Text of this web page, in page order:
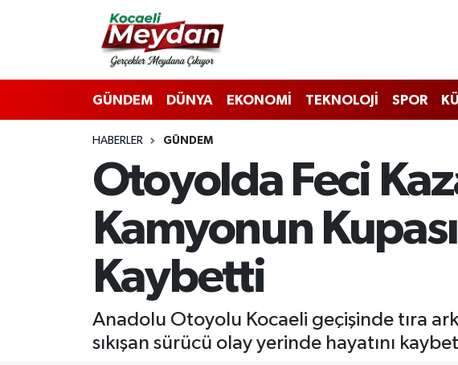
GÜNDEM DÜNYA EKONOMİ TEKNOLOJİ SPOR
HABERLER GÜNDEM
Otoyolda Feci
Kamyonun
Kaybetti
Anadolu Otoyolu Kocaeli geçişinde tıra
sıkışan sürücü olay yerinde hayatını
Nöbetçi Eczaneler
Hava Durumu
Trafik Durumu
Süper Lig Puan Durumu ve Fikstür
Tüm Manşetler
Son Dakika Haberleri